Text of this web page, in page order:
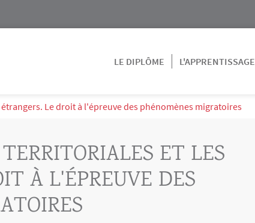
LE DIPLÔME
L'APPRENTISSAGE
Le droit à l'épreuve des phénomènes migratoires
ET LES
À L'ÉPREUVE DES